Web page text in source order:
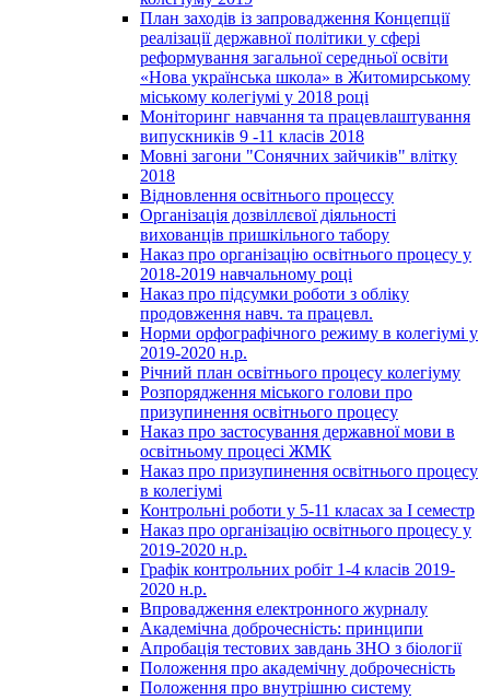
План заходів із запровадження Концепції
реалізації державної політики у сфері
реформування загальної середньої освіти
«Нова українська школа» в Житомирському
міському колегіумі у 2018 році
Моніторинг навчання та працевлаштування
випускників 9 -11 класів 2018
Мовні загони "Сонячних зайчиків" влітку
2018
Відновлення освітнього процессу
Організація дозвіллєвої діяльності
вихованців пришкільного табору
Наказ про організацію освітнього процесу у
2018-2019 навчальному році
Наказ про підсумки роботи з обліку
продовження навч. та працевл.
Норми орфографічного режиму в колегіумі у
2019-2020 н.р.
Річний план освітнього процесу колегіуму
Розпорядження міського голови про
призупинення освітнього процесу
Наказ про застосування державної мови в
освітньому процесі ЖМК
Наказ про призупинення освітнього процесу
в колегіумі
Контрольні роботи у 5-11 класах за І семестр
Наказ про організацію освітнього процесу у
2019-2020 н.р.
Графік контрольних робіт 1-4 класів 2019-
2020 н.р.
Впровадження електронного журналу
Академічна доброчесність: принципи
Апробація тестових завдань ЗНО з біології
Положення про академічну доброчесність
Положення про внутрішню систему